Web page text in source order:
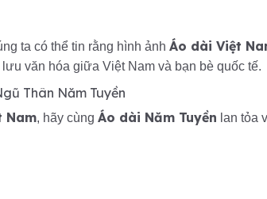
ta có thể tin rằng hình ảnh Áo dài Việt
văn hóa giữa Việt Nam và bạn bè quốc tế.
Nam, hãy cùng Áo dài Năm Tuyền lan tỏa